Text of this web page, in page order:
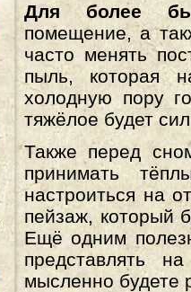
Для более
помещение, а
часто менять
пыль, которая
холодную пору
тяжёлое будет
Также перед
принимать
настроиться на
пейзаж, который
Ещё одним
представлять
мысленно будете